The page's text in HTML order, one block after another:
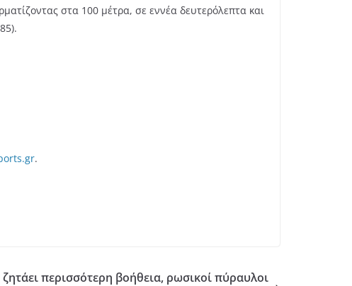
στα 100 μέτρα, σε εννέα δευτερόλεπτα και
.
περισσότερη βοήθεια, ρωσικοί πύραυλοι